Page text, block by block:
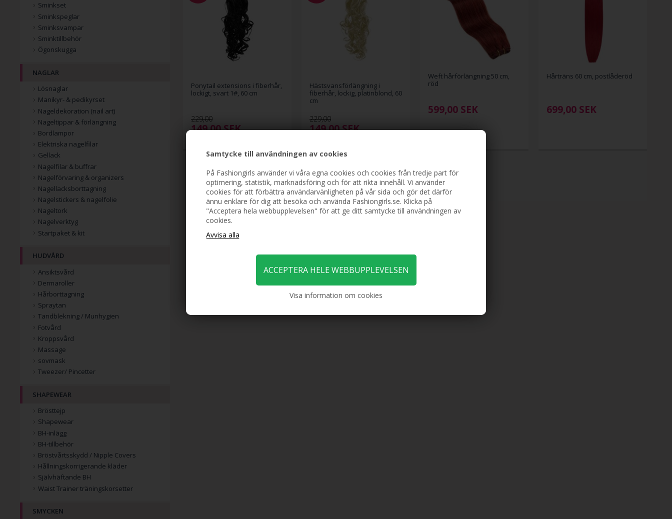
Samtycke till användningen av cookies
På Fashiongirls använder vi våra egna cookies och cookies från tredje part för
optimering, statistik, marknadsföring och för att rikta innehåll. Vi använder
cookies för att förbättra användarvänligheten på vår sida och gör det därför
ännu enklare för dig att besöka och använda Fashiongirls.se. Klicka på
"Acceptera hela webbupplevelsen" för att ge ditt samtycke till användningen av
cookies.
Visa information om cookies
Ponytail extensions i fiberhår,
lockigt, svart 1#, 60 cm
229,00
149,00SEK
Hästsvansförlängning i
fiberhår, lockig, platinblond, 60
cm
229,00
149,00SEK
Weft hårförlängning 50 cm,
röd
599,00 SEK
Hårträns 60 cm, postlåderöd
699,00 SEK
Sminkset
Sminkspeglar
Sminksvampar
Sminktillbehör
Ögonskugga
NAGLAR
Lösnaglar
Manikyr- & pedikyrset
Nageldekoration (nail art)
Nageltippar & förlängning
Bordlampor
Elektriska nagelfilar
Gellack
Nagelfilar & buffrar
Nagelförvaring & organizers
Nagellacksborttagning
Nagelstickers & nagelfolie
Nageltork
Nagelverktyg
Startpaket & kit
HUDVÅRD
Ansiktsvård
Dermaroller
Hårborttagning
Spraytan
Tandblekning / Munhygien
Fotvård
Kroppsvård
Massage
sovmask
Tweezer/ Pincetter
SHAPEWEAR
Brösttejp
Shapewear
BH-inlägg
BH-tillbehör
Bröstvårtsskydd / Nipple Covers
Hållningskorrigerande kläder
Självhäftande BH
Waist Trainer träningskorsetter
SMYCKEN